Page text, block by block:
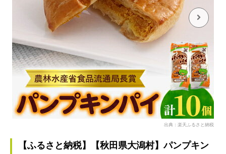
出典：楽天ふるさと納税
【ふるさと納税】【秋田県大潟村】パンプキン